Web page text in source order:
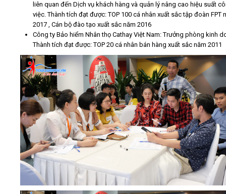
liên quan đến Dịch vụ khách hàng và quản lý nâng cao hiệu suất
việc. Thành tích đạt được: TOP 100 cá nhân xuất sắc tập đoàn FPT
2017 , Cán bộ đào tạo xuất sắc năm 2016
Công ty Bảo hiểm Nhân thọ Cathay Việt Nam: Trưởng phòng kinh
Thành tích đạt được: TOP 20 cá nhân bán hàng xuất sắc năm 2011